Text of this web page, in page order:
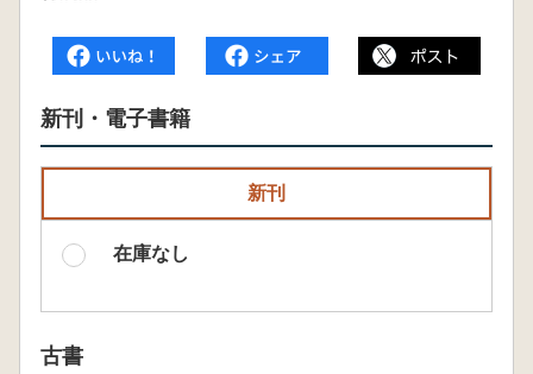
新刊・電子書籍
新刊
在庫なし
古書